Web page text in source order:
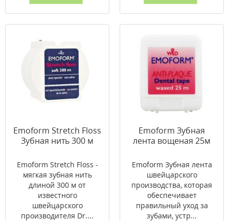
Emoform Stretch Floss
Зубная нить 300 м
Emoform Stretch Floss -
мягкая зубная нить
длиной 300 м от
известного
швейцарского
производителя Dr....
Emoform Зубная
лента вощеная 25м
Emoform Зубная лента
швейцарского
производства, которая
обеспечивает
правильный уход за
зубами, устр...